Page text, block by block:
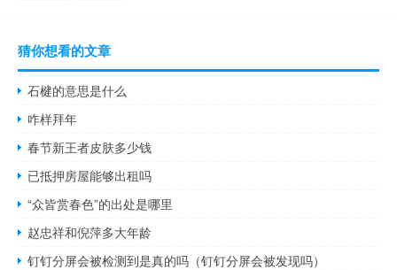
猜你想看的文章
石楗的意思是什么
咋样拜年
春节新王者皮肤多少钱
已抵押房屋能够出租吗
“众皆赏春色”的出处是哪里
赵忠祥和倪萍多大年龄
钉钉分屏会被检测到是真的吗（钉钉分屏会被发现吗）